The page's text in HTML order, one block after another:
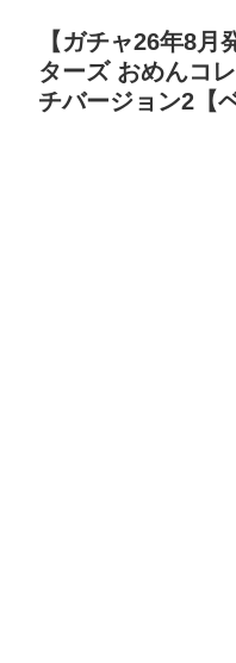
【ガチャ26年8月
ターズ おめんコ
チバージョン2【